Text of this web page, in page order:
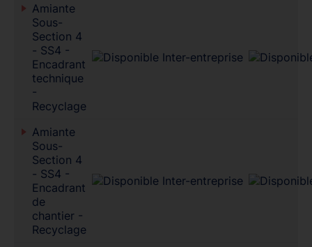
Amiante
Sous-
Section 4
- SS4 -
Encadrant
technique
-
Recyclage
Amiante
Sous-
Section 4
- SS4 -
Encadrant
de
chantier -
Recyclage